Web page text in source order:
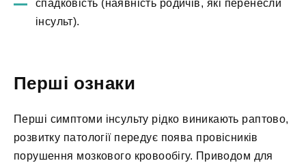
спадковість (наявність родичів, які перенесли
інсульт).
Перші ознаки
Перші симптоми інсульту рідко виникають раптово,
розвитку патології передує поява провісників
порушення мозкового кровообігу. Приводом для